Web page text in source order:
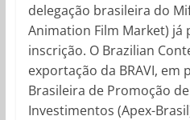
delegação brasileira do
Animation Film Market) já
inscrição. O Brazilian
exportação da BRAVI, em
Brasileira de Promoção
Investimentos (Apex-